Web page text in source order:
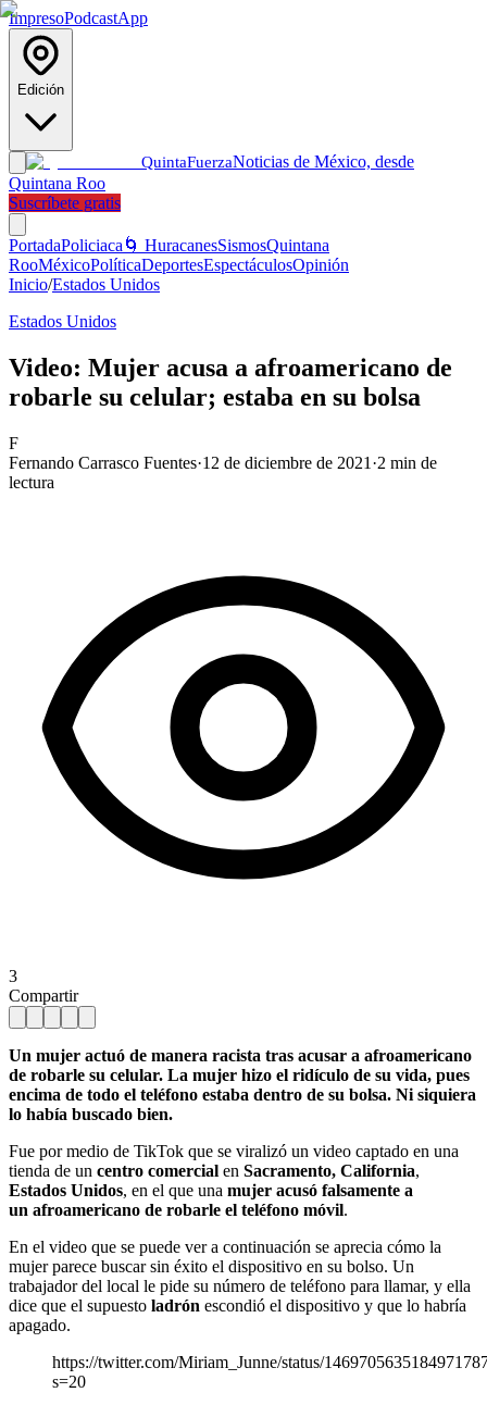
ImpresoPodcastApp
Edición
QuintaFuerzaNoticias de México, desde
Quintana Roo
Suscríbete gratis
PortadaPoliciaca 🌀 HuracanesSismosQuintana
RooMéxicoPolíticaDeportesEspectáculosOpinión
Inicio/Estados Unidos
Estados Unidos
Video: Mujer acusa a afroamericano de
robarle su celular; estaba en su bolsa
F
Fernando Carrasco Fuentes·12 de diciembre de 2021 ·2 min de
lectura
3
Compartir
Un mujer actuó de manera racista tras acusar a afroamericano
de robarle su celular. La mujer hizo el ridículo de su vida, pues
encima de todo el teléfono estaba dentro de su bolsa. Ni siquiera
lo había buscado bien.
Fue por medio de TikTok que se viralizó un video captado en una
tienda de un centro comercial en Sacramento, California,
Estados Unidos, en el que una mujer acusó falsamente a
un afroamericano de robarle el teléfono móvil.
En el video que se puede ver a continuación se aprecia cómo la
mujer parece buscar sin éxito el dispositivo en su bolso. Un
trabajador del local le pide su número de teléfono para llamar, y ella
dice que el supuesto ladrón escondió el dispositivo y que lo habría
apagado.
https://twitter.com/Miriam_Junne/status/
s=20